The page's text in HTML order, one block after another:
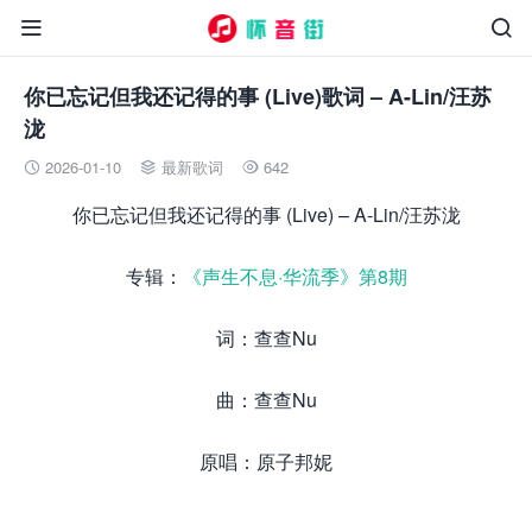


你已忘记但我还记得的事 (Live)歌词 – A-Lin/汪苏
泷
 2026-01-10  最新歌词  642
你已忘记但我还记得的事 (Live) – A-Lin/汪苏泷
专辑： 《声生不息·华流季》第8期
词：查查Nu
曲：查查Nu
原唱：原子邦妮